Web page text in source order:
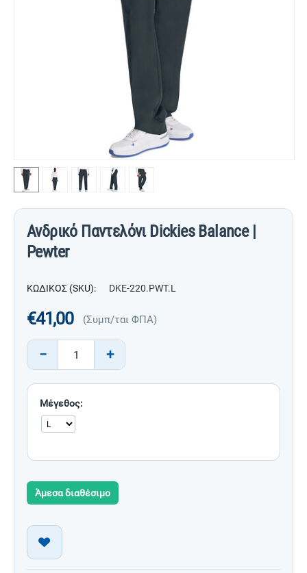
Ανδρικό Παντελόνι Dickies Balance |
Pewter
ΚΩΔΙΚΟΣ (SKU): DKE-220.PWT.L
€41,00 (Συμπ/ται ΦΠΑ)
+
−
Μέγεθος:
Άμεσα διαθέσιμο